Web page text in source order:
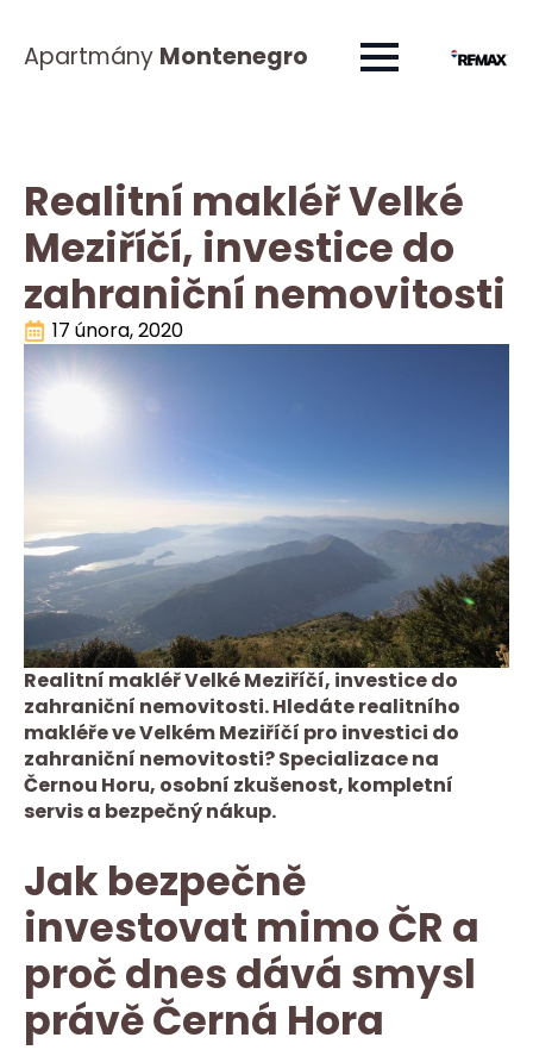
Apartmány Montenegro
Realitní makléř Velké
Meziříčí, investice do
zahraniční nemovitosti
17 února, 2020
Realitní makléř Velké Meziříčí, investice do
zahraniční nemovitosti. Hledáte realitního
makléře ve Velkém Meziříčí pro investici do
zahraniční nemovitosti? Specializace na
Černou Horu, osobní zkušenost, kompletní
servis a bezpečný nákup.
Jak bezpečně
investovat mimo ČR a
proč dnes dává smysl
právě Černá Hora